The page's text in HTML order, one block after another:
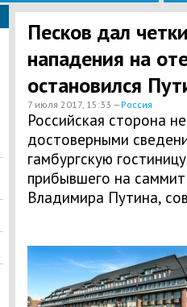
Песков дал
нападения на
остановился
7 июля 2017, 15:33 —Россия
Российская сторона
достоверными
гамбургскую
прибывшего на
Владимира Путина,